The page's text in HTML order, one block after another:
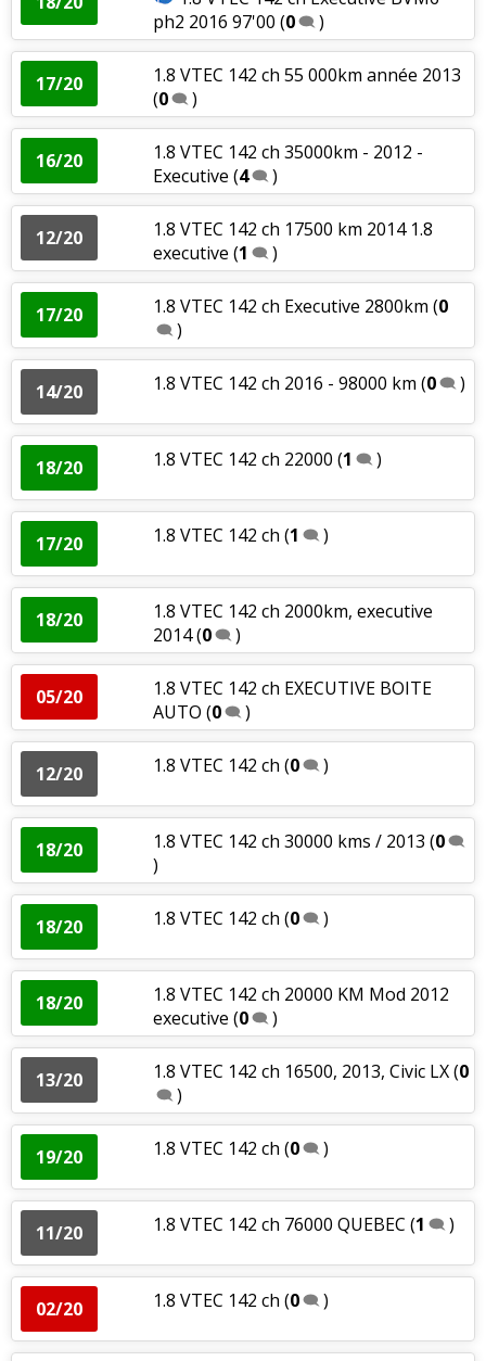
ph2 2016 97'00 (0 )
17/20
1.8 VTEC 142 ch 55 000km année 2013
(0 )
16/20
1.8 VTEC 142 ch 35000km - 2012 -
Executive (4 )
12/20
1.8 VTEC 142 ch 17500 km 2014 1.8
executive (1 )
17/20 1.8 VTEC 142 ch Executive 2800km (0
)
14/20 1.8 VTEC 142 ch 2016 - 98000 km (0 )
18/20 1.8 VTEC 142 ch 22000 (1 )
17/20 1.8 VTEC 142 ch (1 )
18/20
1.8 VTEC 142 ch 2000km, executive
2014(0 )
05/20
1.8 VTEC 142 ch EXECUTIVE BOITE
AUTO (0 )
12/20 1.8 VTEC 142 ch (0 )
18/20 1.8 VTEC 142 ch 30000 kms / 2013 (0
)
18/20 1.8 VTEC 142 ch (0 )
18/20
1.8 VTEC 142 ch 20000 KM Mod 2012
executive (0 )
13/20 1.8 VTEC 142 ch 16500, 2013, Civic LX(0
)
19/20 1.8 VTEC 142 ch (0 )
11/20 1.8 VTEC 142 ch 76000 QUEBEC (1 )
02/20 1.8 VTEC 142 ch (0 )